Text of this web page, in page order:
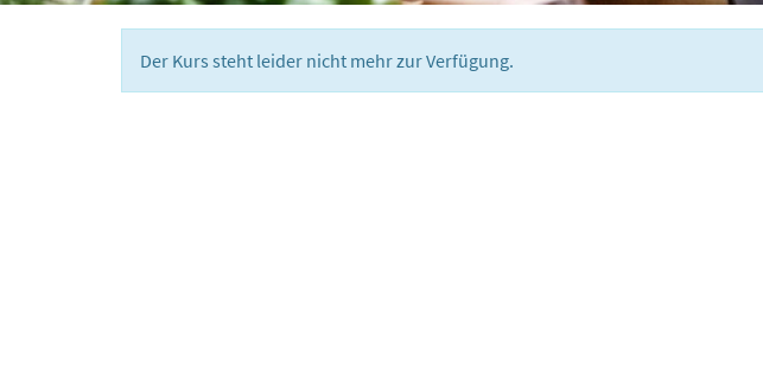
Der Kurs steht leider nicht mehr zur Verfügung.